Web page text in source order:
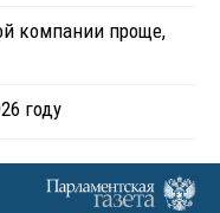
компании проще,
году